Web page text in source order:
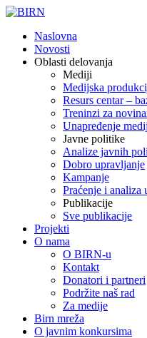
Naslovna
Novosti
Oblasti delovanja
Mediji
Medijska
Resurs centar –
Treninzi za
Unapređenje
Javne politike
Analize javnih
Dobro upravljanje
Kampanje
Praćenje i analiza
Publikacije
Sve publikacije
Projekti
O nama
O BIRN-u
Kontakt
Donatori i partneri
Podržite naš rad
Za medije
Birn mreža
O javnim konkursima